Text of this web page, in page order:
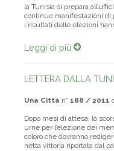
la Tunisia si prepara
continue manifestazioni di
i risultati delle elezioni
Leggi di più
LETTERA DALLA
Una Città n° 188 / 2011
Dopo mesi di attesa, lo
urne per l’elezione dei
coloro che dovranno
netta vittoria riportata dal